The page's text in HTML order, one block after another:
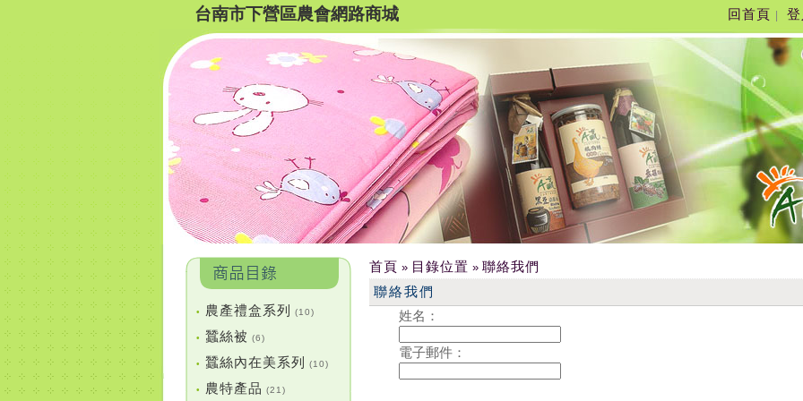
台南市下營區農會網路商城 回首頁
• 農產禮盒系列 (10)
• 蠶絲被 (6)
• 蠶絲內在美系列 (10)
• 農特產品 (21)
首頁 » 目錄位置 » 聯絡我們
聯絡我們
姓名：
電子郵件：